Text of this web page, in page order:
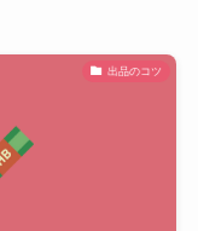
出品のコツ